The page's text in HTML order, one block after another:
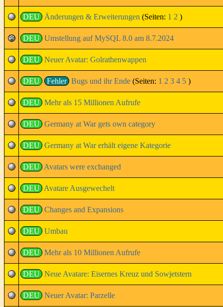
DEU Änderungen & Erweiterungen (Seiten: 1 2 )
DEU Umstellung auf MySQL 8.0 am 8.7.2024
DEU Neuer Avatar: Golrathenwappen
DEU Fehler Bugs und ihr Ende (Seiten: 1 2 3 4 5 )
DEU Mehr als 15 Millionen Aufrufe
DEU Germany at War gets own category
DEU Germany at War erhält eigene Kategorie
DEU Avatars were exchanged
DEU Avatare Ausgewechelt
DEU Changes and Expansions
DEU Umbau
DEU Mehr als 10 Millionen Aufrufe
DEU Neue Avatare: Eisernes Kreuz und Sowjetstern
DEU Neuer Avatar: Parzelle